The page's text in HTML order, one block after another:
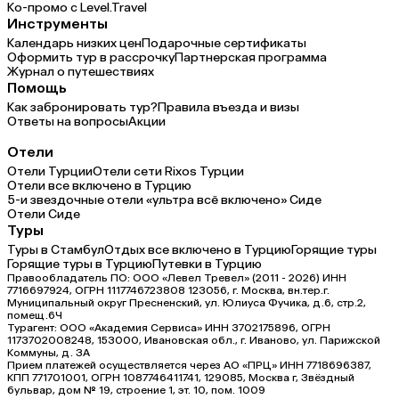
Ко-промо с Level.Travel
Инструменты
Календарь низких ценПодарочные сертификаты
Оформить тур в рассрочкуПартнерская программа
Журнал о путешествиях
Помощь
Как забронировать тур?Правила въезда и визы
Ответы на вопросыАкции
Отели
Отели ТурцииОтели сети Rixos Турции
Отели все включено в Турцию
5-и звездочные отели «ультра всё включено» Сиде
Отели Сиде
Туры
Туры в СтамбулОтдых все включено в ТурциюГорящие туры
Горящие туры в ТурциюПутевки в Турцию
Правообладатель ПО: ООО «Левел Тревел» (2011 - 2026) ИНН
7716697924, ОГРН 1117746723808 123056, г. Москва, вн.тер.г.
Муниципальный округ Пресненский, ул. Юлиуса Фучика, д.6, стр.2,
помещ.6Ч
Турагент: ООО «Академия Сервиса» ИНН 3702175896, ОГРН
1173702008248, 153000, Ивановская обл., г. Иваново, ул. Парижской
Коммуны, д. ЗА
Прием платежей осуществляется через АО «ПРЦ» ИНН 7718696387,
КПП 771701001, ОГРН 1087746411741, 129085, Москва г, Звёздный
бульвар, дом № 19, строение 1, эт. 10, пом. 1009